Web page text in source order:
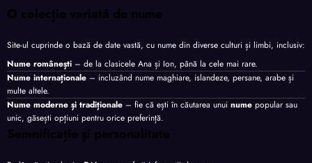
O colecție variată de nume
Site-ul cuprinde o bază de date vastă, cu nume din diverse culturi și limbi, inclusiv:
Nume românești – de la clasicele Ana și Ion, până la cele mai rare.
Nume internaționale – incluzând nume maghiare, islandeze, persane, arabe și
multe altele.
Nume moderne și tradiționale – fie că ești în căutarea unui nume popular sau
unic, găsești opțiuni pentru orice preferință.
Semnificație și personalitate